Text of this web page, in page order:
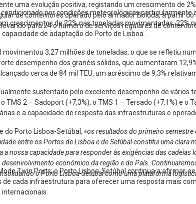
uma evolução positiva, registando um crescimento de
de contentores operado pelo armador Boluda, a partir
para 24 o número de serviços regulares de
por condições meteorológicas
crescimentos de 22% nas toneladas movimentadas, 22%
de adaptação do Porto de Lisboa.
movimentou 3,27 milhões de toneladas, o que se refletiu
desempenho dos granéis sólidos, que aumentaram
cerca de 84 mil TEU, um acréscimo de 9,3%
sustentado pelo excelente desempenho de vários
TMS 2 – Sadoport (+7,3%), o TMS 1 – Tersado (+7,1%) e o
e a capacidade de resposta das infraestruturas e
do Porto Lisboa-Setúbal, «os resultados do primeiro semestre
entre os Portos de Lisboa e de Setúbal constitui uma clara
nossa capacidade para responder às exigências das
económico da região e do País.
o Porto Lisboa-Setúbal como uma plataforma
Twin Ports, o Porto Lisboa-Setúbal continua a afirmar-
cada infraestrutura para oferecer uma resposta mais